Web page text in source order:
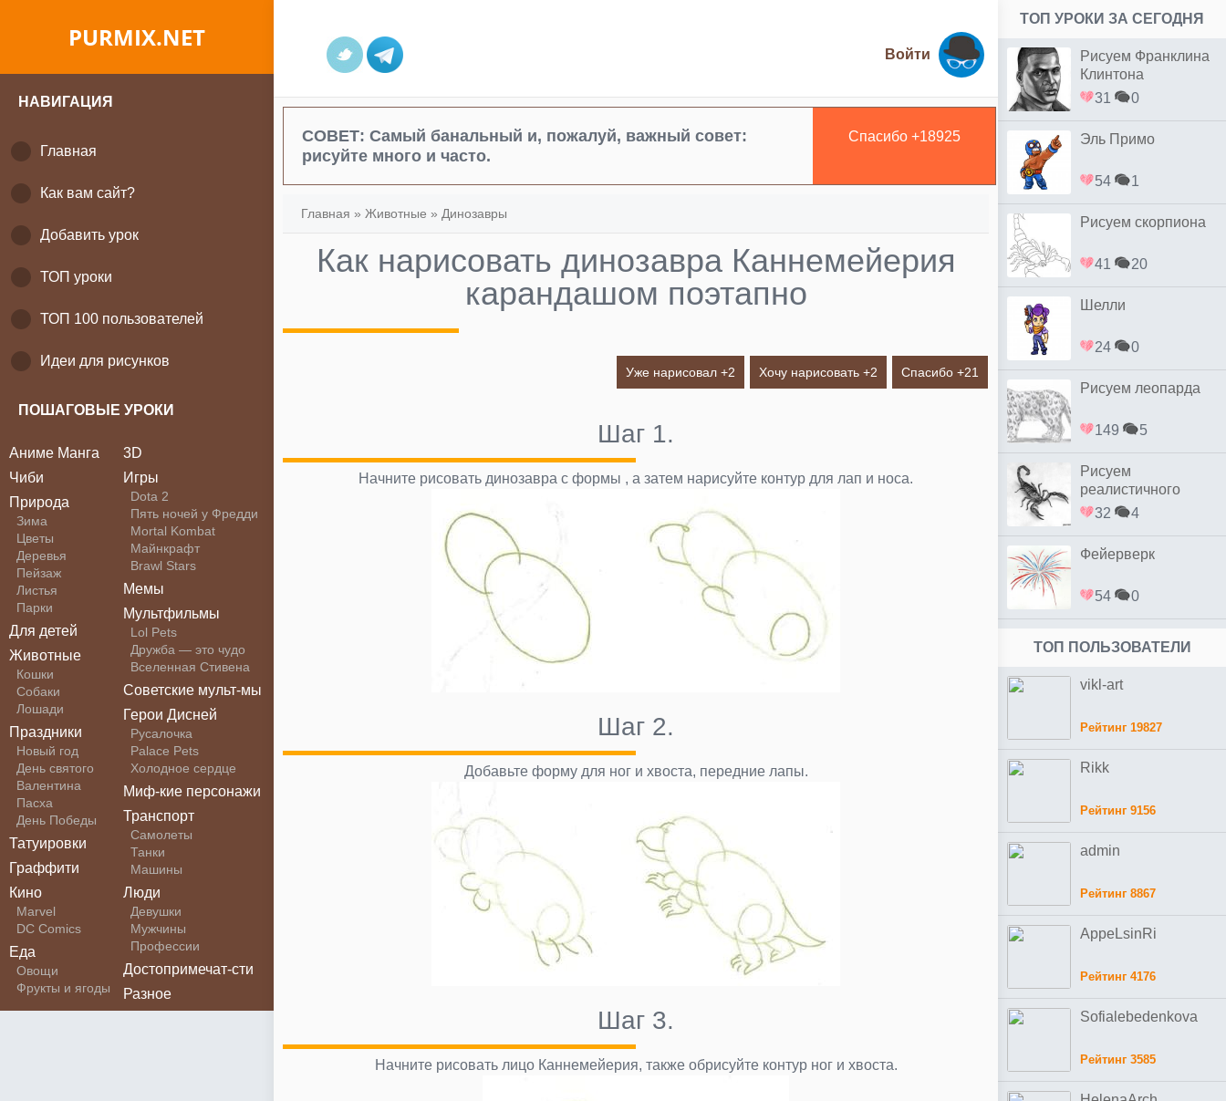
PURMIX.NET
НАВИГАЦИЯ
Главная
Как вам сайт?
Добавить урок
ТОП уроки
ТОП 100 пользователей
Идеи для рисунков
ПОШАГОВЫЕ УРОКИ
Аниме Манга
Чиби
Природа
Зима
Цветы
Деревья
Пейзаж
Листья
Парки
Для детей
Животные
Кошки
Собаки
Лошади
Праздники
Новый год
День святого
Валентина
Пасха
День Победы
Татуировки
Граффити
Кино
Marvel
DC Comics
Еда
Овощи
Фрукты и ягоды
3D
Игры
Dota 2
Пять ночей у Фредди
Mortal Kombat
Майнкрафт
Brawl Stars
Мемы
Мультфильмы
Lol Pets
Дружба — это чудо
Вселенная Стивена
Советские мульт-мы
Герои Дисней
Русалочка
Palace Pets
Холодное сердце
Миф-кие персонажи
Транспорт
Самолеты
Танки
Машины
Люди
Девушки
Мужчины
Профессии
Достопримечат-сти
Разное
Войти
СОВЕТ: Самый банальный и, пожалуй, важный совет:
рисуйте много и часто.
Спасибо +18925
Главная » Животные » Динозавры
Как нарисовать динозавра Каннемейерия
карандашом поэтапно
Уже нарисовал +2 Хочу нарисовать +2 Спасибо +21
Шаг 1.
Начните рисовать динозавра с формы , а затем нарисуйте контур для лап и носа.
Шаг 2.
Добавьте форму для ног и хвоста, передние лапы.
Шаг 3.
Начните рисовать лицо Каннемейерия, также обрисуйте контур ног и хвоста.
ТОП УРОКИ ЗА СЕГОДНЯ
Рисуем Франклина
Клинтона
31
0
Эль Примо
54 1
Рисуем скорпиона
41 20
Шелли
24 0
Рисуем леопарда
149 5
Рисуем
реалистичного
скорпиона простым
32 4
Фейерверк
54 0
ТОП ПОЛЬЗОВАТЕЛИ
vikl-art
Рейтинг 19827
Rikk
Рейтинг 9156
admin
Рейтинг 8867
AppeLsinRi
Рейтинг 4176
Sofialebedenkova
Рейтинг 3585